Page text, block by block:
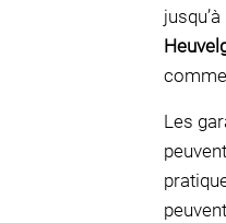
jusqu’à
comme
Les